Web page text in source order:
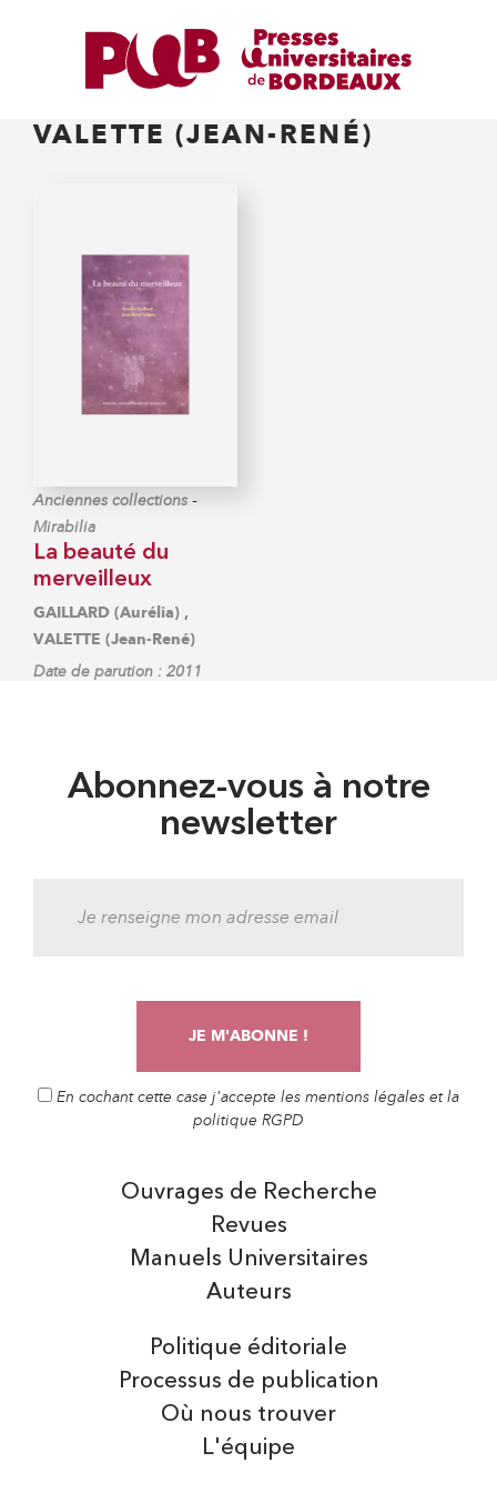
VALETTE (JEAN-RENÉ)
Anciennes collections -
Mirabilia
La beauté du
merveilleux
GAILLARD (Aurélia) ,
VALETTE (Jean-René)
Date de parution : 2011
Abonnez-vous à notre
newsletter
En cochant cette case j'accepte les mentions légales et la
politique RGPD
Auteurs
Manuels Universitaires
Ouvrages de Recherche
Revues
Politique éditoriale
Processus de publication
Où nous trouver
L'équipe